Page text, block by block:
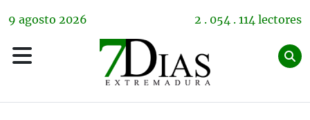
9 agosto 2026 2 . 054 . 114 lectores